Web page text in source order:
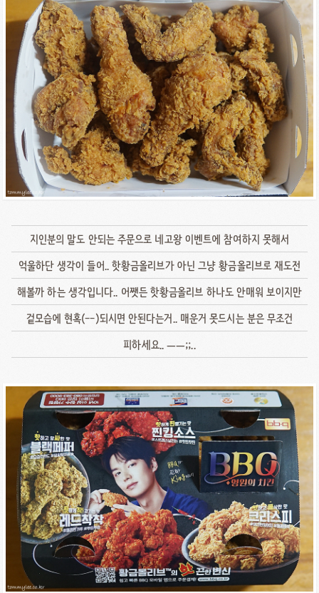
지인분의 말도 안되는 주문으로 네고왕 이벤트에 참여하지 못해서
억울하단 생각이 들어.. 핫황금올리브가 아닌 그냥 황금올리브로 재도전
해볼까 하는 생각입니다.. 어쨋든 핫황금올리브 하나도 안매워 보이지만
겉모습에 현혹(--)되시면 안된다는거.. 매운거 못드시는 분은 무조건
피하세요.. ㅡㅡ;;..